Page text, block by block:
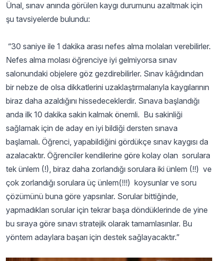
Ünal, sınav anında görülen kaygı durumunu azaltmak için
şu tavsiyelerde bulundu:
“30 saniye ile 1 dakika arası nefes alma molaları verebilirler.
Nefes alma molası öğrenciye iyi gelmiyorsa sınav
salonundaki objelere göz gezdirebilirler. Sınav kâğıdından
bir nebze de olsa dikkatlerini uzaklaştırmalarıyla kaygılarının
biraz daha azaldığını hissedeceklerdir. Sınava başlandığı
anda ilk 10 dakika sakin kalmak önemli. Bu sakinliği
sağlamak için de aday en iyi bildiği dersten sınava
başlamalı. Öğrenci, yapabildiğini gördükçe sınav kaygısı da
azalacaktır. Öğrenciler kendilerine göre kolay olan sorulara
tek ünlem (!), biraz daha zorlandığı sorulara iki ünlem (!!) ve
çok zorlandığı sorulara üç ünlem(!!!) koysunlar ve soru
çözümünü buna göre yapsınlar. Sorular bittiğinde,
yapmadıkları sorular için tekrar başa döndüklerinde de yine
bu sıraya göre sınavı stratejik olarak tamamlasınlar. Bu
yöntem adaylara başarı için destek sağlayacaktır.”